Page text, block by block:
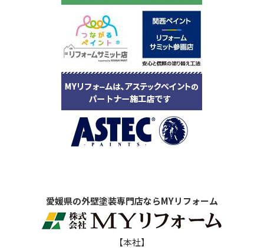
愛媛県の外壁塗装専門店ならMYリフォーム
【本社】